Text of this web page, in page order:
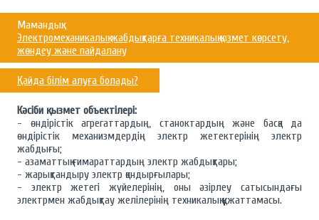
Мамандық:
Электромеханикалық жабдықтарға техникалық қызмет көрсету,
жөндеу және пайдалану
Қайда білім алуға болады?
Кәсіби қызмет объектілері:
- өндірістік агрегаттардың, станоктардың және басқа да
өндірістік механизмдердің электр жетектерінің электр
жабдығы;
- азаматтық ғимараттардың электр жабдықтары;
- жарықтандыру электр қондырғылары;
- электр жетегі жүйелерінің, оны әзірлеу сатысындағы
электрмен жабдықтау желілерінің техникалық құжаттамасы.